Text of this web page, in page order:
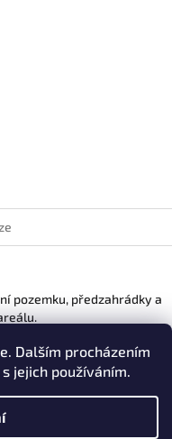
Dalším procházením
jejich používáním.
pozemku, předzahrádky a
6mm